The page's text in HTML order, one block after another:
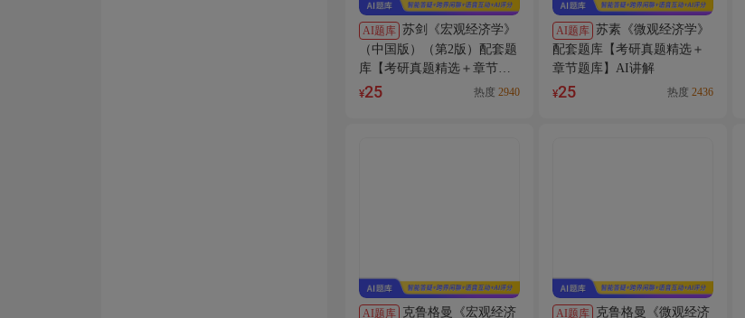
AI题库 苏剑《宏观经济学》
（中国版）（第2版）配套题
库【考研真题精选＋章节题
库】AI讲解
¥25 热度 2940
AI题库 苏素《微观经济学》
配套题库【考研真题精选＋
章节题库】AI讲解
¥25 热度 2436
AI题库 克鲁格曼《宏观经济 AI题库 克鲁格曼《微观经济